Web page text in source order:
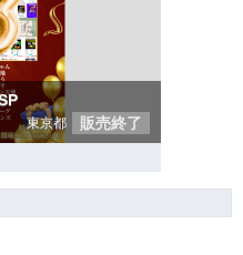
東京都 販売終了